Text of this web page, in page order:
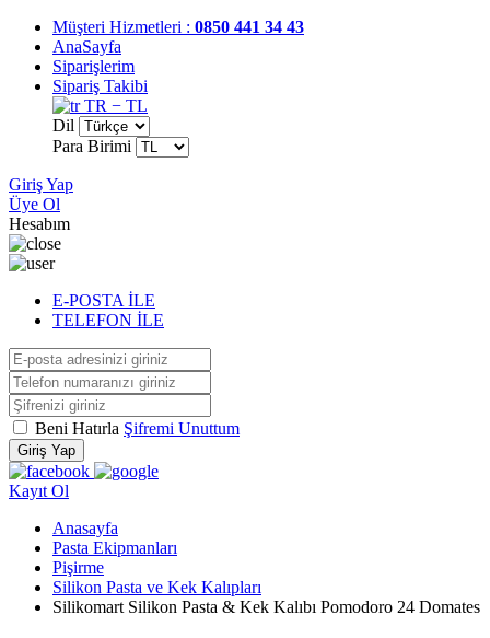
Müşteri Hizmetleri : 0850 441 34 43
AnaSayfa
Siparişlerim
Sipariş Takibi
TR − TL
Dil
Para Birimi
Giriş Yap
Üye Ol
Hesabım
E-POSTA İLE
TELEFON İLE
Beni Hatırla Şifremi Unuttum
Giriş Yap
Kayıt Ol
Anasayfa
Pasta Ekipmanları
Pişirme
Silikon Pasta ve Kek Kalıpları
Silikomart Silikon Pasta & Kek Kalıbı Pomodoro 24 Domates